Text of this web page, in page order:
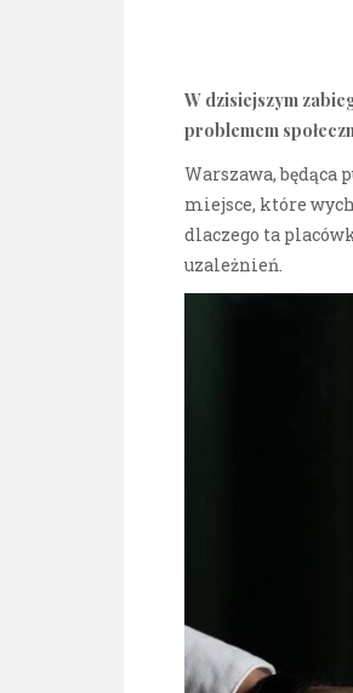
W dzisiejszym
problemem
Warszawa,
miejsce, które
dlaczego ta
uzależnień.